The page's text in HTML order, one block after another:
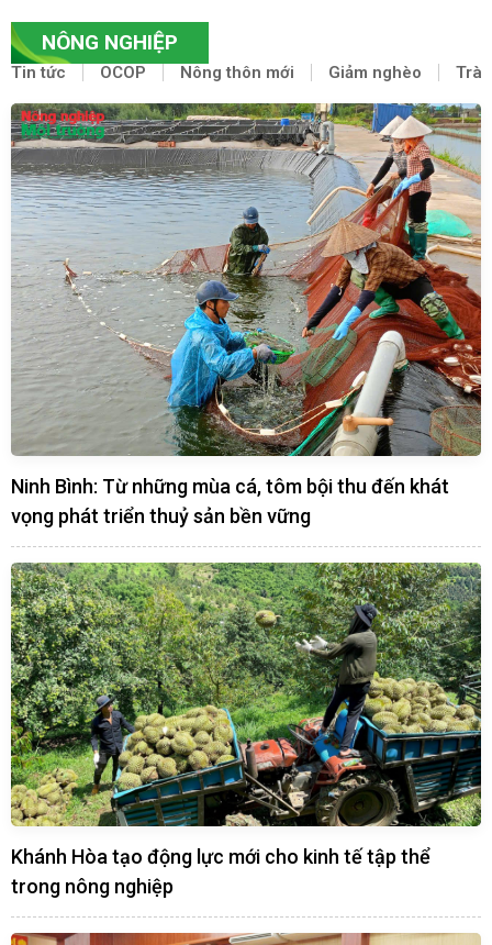
NÔNG NGHIỆP
Tin tức OCOP Nông thôn mới Giảm nghèo Trà
Ninh Bình: Từ những mùa cá, tôm bội thu đến khát
vọng phát triển thuỷ sản bền vững
Khánh Hòa tạo động lực mới cho kinh tế tập thể
trong nông nghiệp